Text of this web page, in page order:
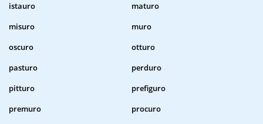
istauro
maturo
misuro
muro
oscuro
otturo
pasturo
perduro
pitturo
prefiguro
premuro
procuro